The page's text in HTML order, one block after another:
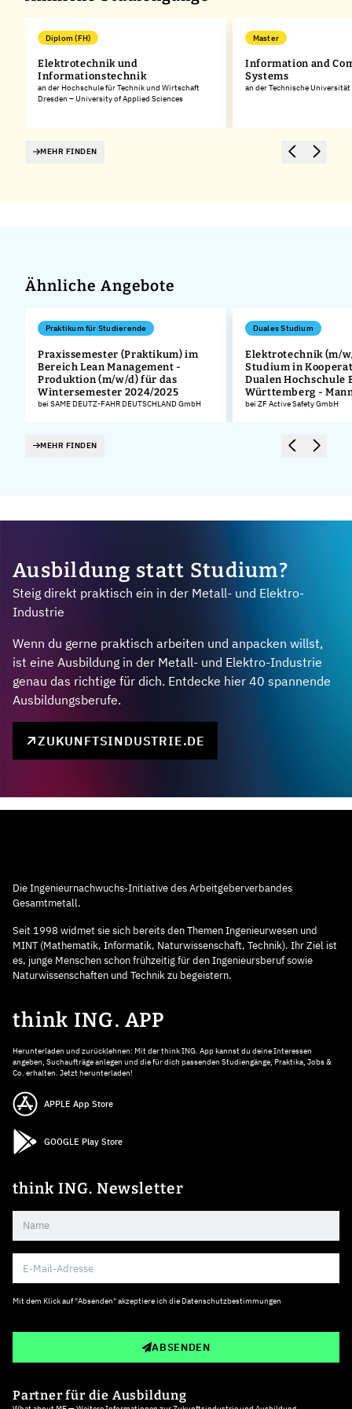
Diplom (FH)
Elektrotechnik und
Informationstechnik
an der Hochschule für Technik und Wirtschaft
Dresden – University of Applied Sciences
Master
Information and
Systems
an der Technische
MEHR FINDEN
Ähnliche Angebote
Praktikum für Studierende
Praxissemester (Praktikum) im
Bereich Lean Management -
Produktion (m/w/d) für das
Wintersemester 2024/2025
bei SAME DEUTZ-FAHR DEUTSCHLAND GmbH
Duales Studium
Elektrotechnik (m/
Studium in
Dualen Hochschule
Württemberg -
bei ZF Active Safety GmbH
MEHR FINDEN
Ausbildung statt Studium?
Steig direkt praktisch ein in der Metall- und Elektro-
Industrie
Wenn du gerne praktisch arbeiten und anpacken willst,
ist eine Ausbildung in der Metall- und Elektro-Industrie
genau das richtige für dich. Entdecke hier 40 spannende
Ausbildungsberufe.
ZUKUNFTSINDUSTRIE.DE
Die Ingenieurnachwuchs-Initiative des Arbeitgeberverbandes
Gesamtmetall.
Seit 1998 widmet sie sich bereits den Themen Ingenieurwesen und
MINT (Mathematik, Informatik, Naturwissenschaft, Technik). Ihr Ziel ist
es, junge Menschen schon frühzeitig für den Ingenieursberuf sowie
Naturwissenschaften und Technik zu begeistern.
think ING. APP
Herunterladen und zurücklehnen: Mit der think ING. App kannst du deine Interessen
angeben, Suchaufträge anlegen und die für dich passenden Studiengänge, Praktika, Jobs &
Co. erhalten. Jetzt herunterladen!
APPLE App Store
GOOGLE Play Store
think ING. Newsletter
Mit dem Klick auf "Absenden" akzeptiere ich die Datenschutzbestimmungen
ABSENDEN
Partner für die Ausbildung